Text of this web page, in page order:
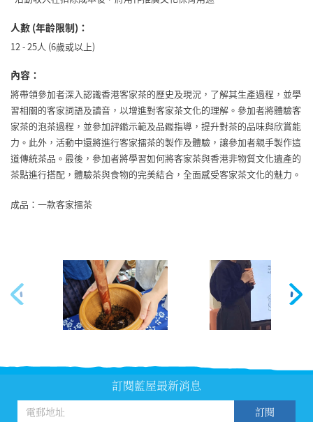
人數 (年齡限制)：
12 - 25人 (6歲或以上)
內容：
將帶領參加者深入認識香港客家茶的歷史及現況，了解其生產過程，並學
習相關的客家詞語及讀音，以增進對客家茶文化的理解。參加者將體驗客
家茶的泡茶過程，並參加評鑑示範及品鑑指導，提升對茶的品味與欣賞能
力。此外，活動中還將進行客家擂茶的製作及體驗，讓參加者親手製作這
道傳統茶品。最後，參加者將學習如何將客家茶與香港非物質文化遺產的
茶點進行搭配，體驗茶與食物的完美結合，全面感受客家茶文化的魅力。
成品：一款客家擂茶
訂閱藍屋最新消息
訂閱